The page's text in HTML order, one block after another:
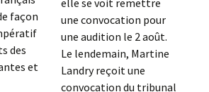
façon
des
et
elle se voit remettre
une convocation pour
une audition le 2 août.
Le lendemain, Martine
Landry reçoit une
convocation du tribunal